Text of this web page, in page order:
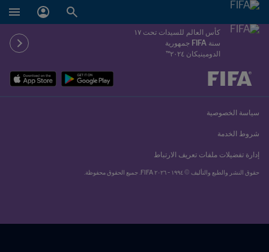
كأس العالم للسيدات تحت ١٧
سنة FIFA جمهورية
الدومينيكان ٢٠٢٤™
يُحدَّد لاحقاً ضد يُحدَّد لاحقاً
سياسة الخصوصية
شروط الخدمة
إدارة تفضيلات ملفات تعريف الارتباط
حقوق النشر والطبع والتأليف © ١٩٩٤ - ٢٠٢٦ FIFA. جميع الحقوق محفوظة.